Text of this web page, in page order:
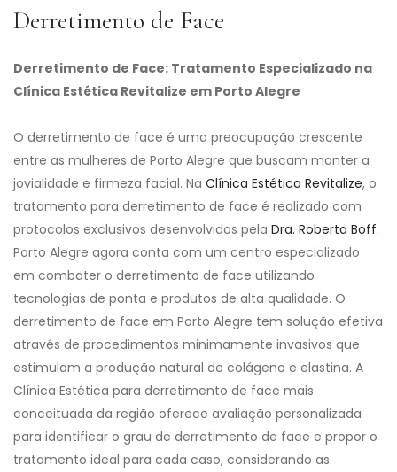
Derretimento de Face
Derretimento de Face: Tratamento Especializado na
Clínica Estética Revitalize em Porto Alegre
O derretimento de face é uma preocupação crescente
entre as mulheres de Porto Alegre que buscam manter a
jovialidade e firmeza facial. Na Clínica Estética Revitalize, o
tratamento para derretimento de face é realizado com
protocolos exclusivos desenvolvidos pela Dra. Roberta Boff.
Porto Alegre agora conta com um centro especializado
em combater o derretimento de face utilizando
tecnologias de ponta e produtos de alta qualidade. O
derretimento de face em Porto Alegre tem solução efetiva
através de procedimentos minimamente invasivos que
estimulam a produção natural de colágeno e elastina. A
Clínica Estética para derretimento de face mais
conceituada da região oferece avaliação personalizada
para identificar o grau de derretimento de face e propor o
tratamento ideal para cada caso, considerando as